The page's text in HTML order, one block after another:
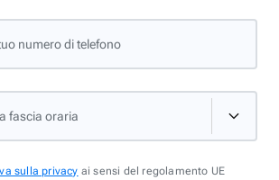
numero di telefono
fascia oraria
sulla privacy ai sensi del regolamento UE